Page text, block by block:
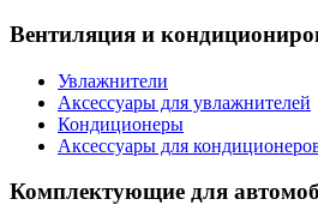
Вентиляция и
Увлажнители
Аксессуары для увлажнителей
Кондиционеры
Аксессуары для
Комплектующие для